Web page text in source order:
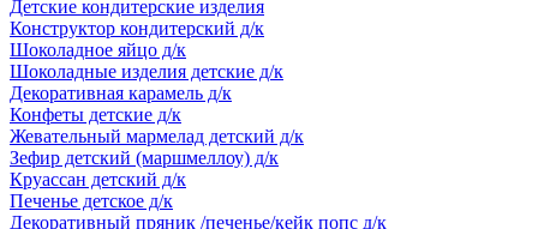
Детские кондитерские изделия
Конструктор кондитерский д/к
Шоколадное яйцо д/к
Шоколадные изделия детские д/к
Декоративная карамель д/к
Конфеты детские д/к
Жевательный мармелад детский д/к
Зефир детский (маршмеллоу) д/к
Круассан детский д/к
Печенье детское д/к
Декоративный пряник /печенье/кейк попс д/к